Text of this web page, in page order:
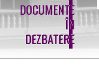
DOCUMENTE
ÎN
DEZBATERE